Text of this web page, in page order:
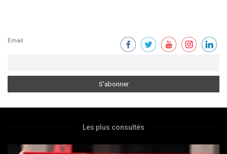
Email
Les plus consultés